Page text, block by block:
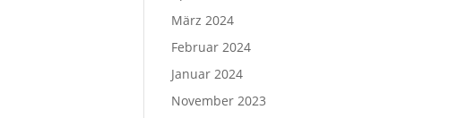
März 2024
Februar 2024
Januar 2024
November 2023